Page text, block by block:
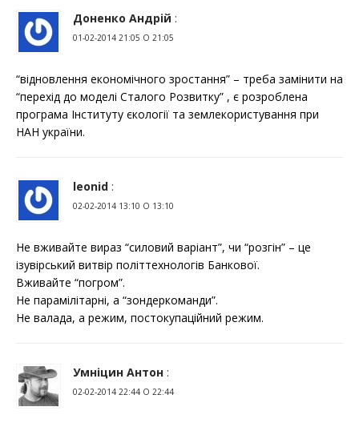
Доненко Андрій :
01-02-2014 21:05 О 21:05
“відновлення економічного зростання” – треба замінити на
“перехід до моделі Сталого Розвитку” , є розроблена
програма Інституту єкології та землекористування при
НАН україни.
leonid :
02-02-2014 13:10 О 13:10
Не вживайте вираз “силовий варіант”, чи “розгін” – це
ізувірський витвір політтехнологів Банкової.
Вживайте “погром”.
Не парамілітарні, а “зондеркоманди”.
Не валада, а режим, постокупаційний режим.
Умніцин Антон :
02-02-2014 22:44 О 22:44